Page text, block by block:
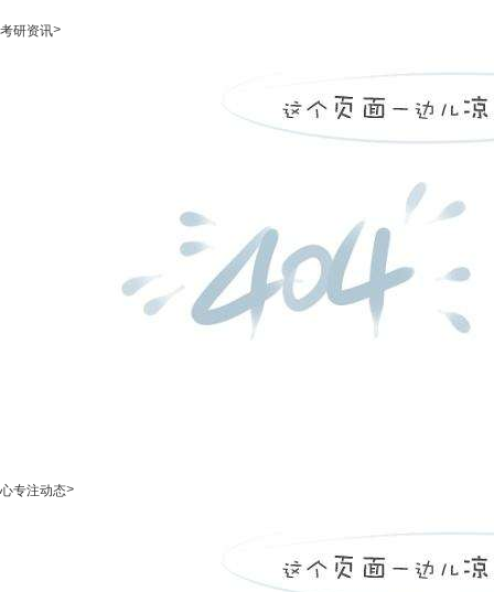
考研资讯>
心专注动态>